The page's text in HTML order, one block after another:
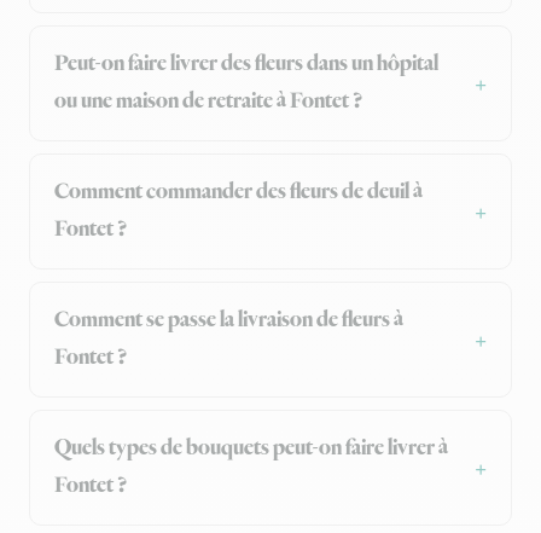
Peut-on faire livrer des fleurs dans un hôpital
ou une maison de retraite à Fontet ?
Comment commander des fleurs de deuil à
Fontet ?
Comment se passe la livraison de fleurs à
Fontet ?
Quels types de bouquets peut-on faire livrer à
Fontet ?